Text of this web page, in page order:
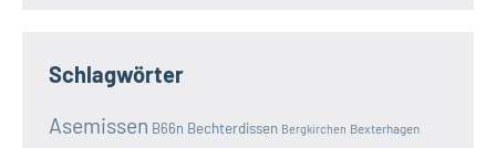
Schlagwörter
Asemissen B66n Bechterdissen Bergkirchen Bexterhagen